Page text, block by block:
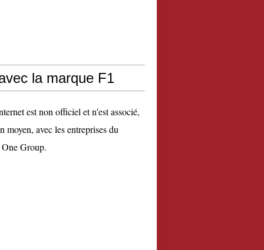
la marque F1
est non officiel et n'est associé,
moyen, avec les entreprises du
Group.